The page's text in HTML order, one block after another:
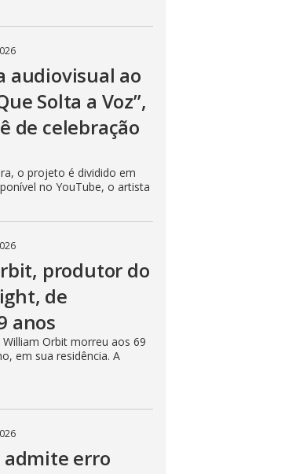
audiovisual ao
Solta a Voz”,
de celebração
o projeto é dividido em
no YouTube, o artista
produtor do
de
anos
Orbit morreu aos 69
em sua residência. A
admite erro